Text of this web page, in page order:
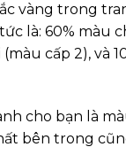
vàng trong
là: 60% màu
(màu cấp 2), và
cho bạn là
bên trong